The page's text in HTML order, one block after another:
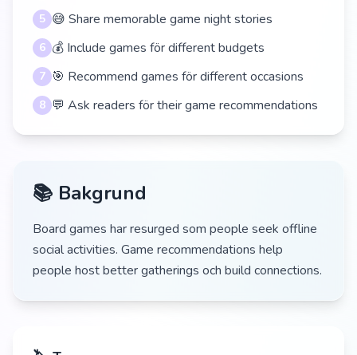
5 😅 Share memorable game night stories
6 💰 Include games för different budgets
7 🎯 Recommend games för different occasions
8 💬 Ask readers för their game recommendations
📚 Bakgrund
Board games har resurged som people seek offline
social activities. Game recommendations help
people host better gatherings och build connections.